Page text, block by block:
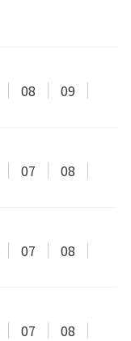
08
09
07
08
07
08
07
08